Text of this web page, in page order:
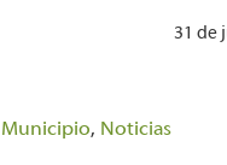
31 de
Municipio, Noticias